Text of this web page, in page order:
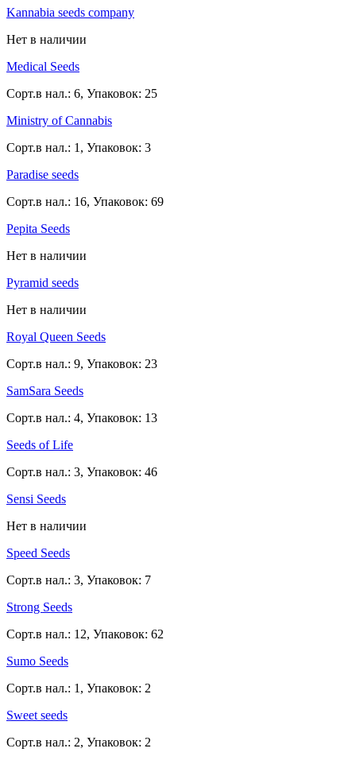
Kannabia seeds company
Нет в наличии
Medical Seeds
Сорт.в нал.: 6, Упаковок: 25
Ministry of Cannabis
Сорт.в нал.: 1, Упаковок: 3
Paradise seeds
Сорт.в нал.: 16, Упаковок: 69
Pepita Seeds
Нет в наличии
Pyramid seeds
Нет в наличии
Royal Queen Seeds
Сорт.в нал.: 9, Упаковок: 23
SamSara Seeds
Сорт.в нал.: 4, Упаковок: 13
Seeds of Life
Сорт.в нал.: 3, Упаковок: 46
Sensi Seeds
Нет в наличии
Speed Seeds
Сорт.в нал.: 3, Упаковок: 7
Strong Seeds
Сорт.в нал.: 12, Упаковок: 62
Sumo Seeds
Сорт.в нал.: 1, Упаковок: 2
Sweet seeds
Сорт.в нал.: 2, Упаковок: 2